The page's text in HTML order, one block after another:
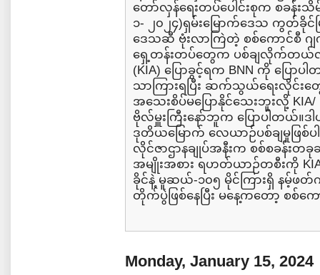
တော်လှန်ရေးတပ်ပေါင်းစုက စခန်းသိ
၁- ၂၀၂၄)ရှမ်းမြောက်ဒေသ ကွတ်ခို
ဒေသဆီ ဗုံးလာကြဲတဲ့ စစ်ကောင်စီ
ရှေ့တန်းတပ်တွေက ပစ်ချလိုက်တယ်
(KIA) ပြောခွင့်ရက BNN ကို ပြော
သာကြားရပြီး ဆက်သွယ်ရေးလိုင်
အသေးစိပ်မပြောနိုင်သေးဘူးလို့ KIA/
ဗိုလ်မှူးကြီးနော်ဘူက ပြောပါတယ်။
ဒုတိယမြောက် လေယာဉ်ပစ်ချမှုဖြစ်
လိုင်ဇာဌာနချုပ်အနီးက စစ်စခန်းတ
အမျိုးအစား ရဟတ်ယာဉ်တစီးကို
ခိုင်နဲ့ မူဆယ်-၁၀၅ မိုင်ကြားရှိ နမ့်
တိုက်ပွဲဖြစ်နေပြီး မနေ့ကတော့ စစ်က
Monday, January 15, 2024